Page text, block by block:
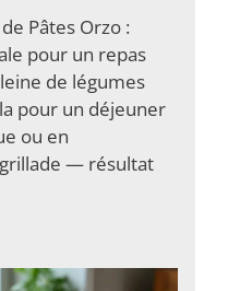
Pâtes Orzo :
pour un repas
de légumes
pour un déjeuner
ou en
— résultat